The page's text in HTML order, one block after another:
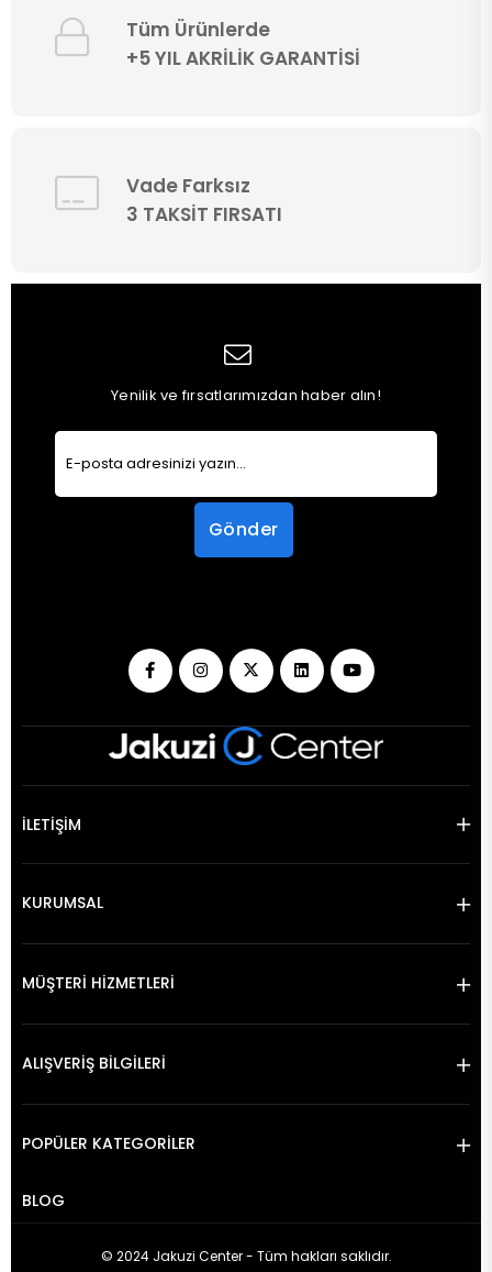
Tüm Ürünlerde
+5 YIL AKRİLİK GARANTİSİ
Vade Farksız
3 TAKSİT FIRSATI
Yenilik ve fırsatlarımızdan haber alın!
Gönder
İLETİŞİM
KURUMSAL
MÜŞTERİ HİZMETLERİ
ALIŞVERİŞ BİLGİLERİ
POPÜLER KATEGORİLER
BLOG
© 2024 Jakuzi Center - Tüm hakları saklıdır.